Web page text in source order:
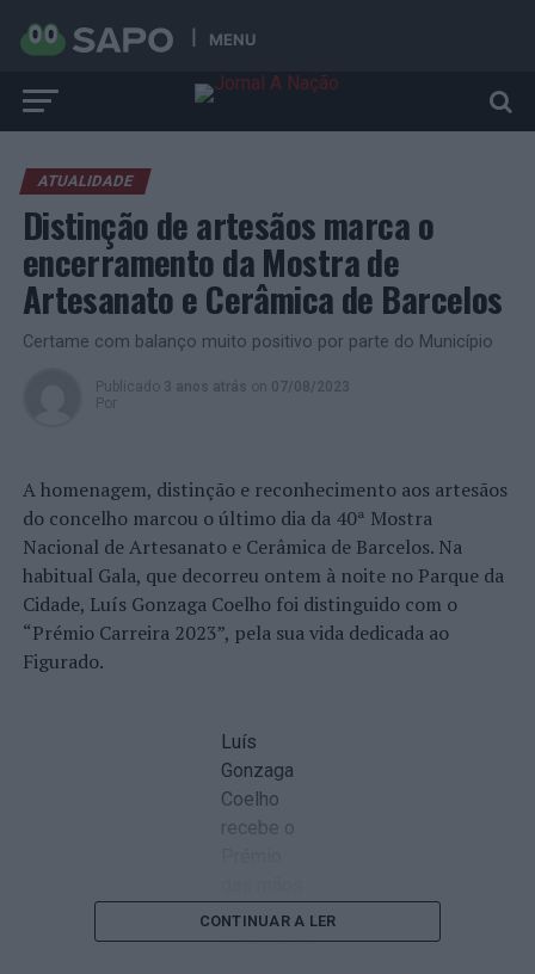
MENU
ATUALIDADE
Distinção de artesãos marca o
encerramento da Mostra de
Artesanato e Cerâmica de Barcelos
Certame com balanço muito positivo por parte do Município
Publicado 3 anos atrás on 07/08/2023
Por
A homenagem, distinção e reconhecimento aos artesãos
do concelho marcou o último dia da 40ª Mostra
Nacional de Artesanato e Cerâmica de Barcelos. Na
habitual Gala, que decorreu ontem à noite no Parque da
Cidade, Luís Gonzaga Coelho foi distinguido com o
“Prémio Carreira 2023”, pela sua vida dedicada ao
Figurado.
Luís
Gonzaga
Coelho
recebe o
do
Presidente
CONTINUAR A LER